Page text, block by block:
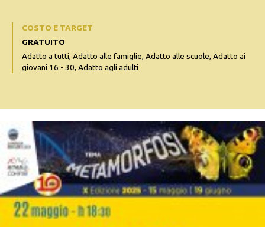
COSTO E TARGET
GRATUITO
Adatto a tutti, Adatto alle famiglie, Adatto alle scuole, Adatto ai
giovani 16 - 30, Adatto agli adulti